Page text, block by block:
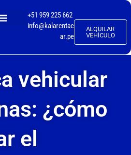
+51 959 225 662
info@kalarentac
ar.pe
ALQUILAR
VEHÍCULO
vehicular
¿cómo
el